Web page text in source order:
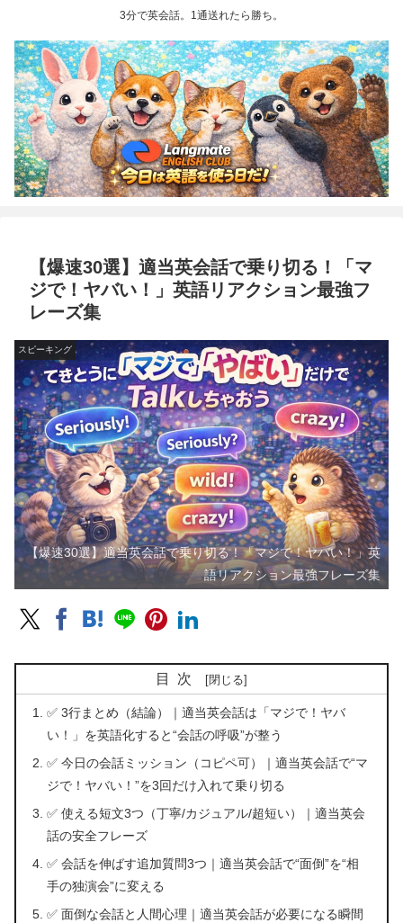
3分で英会話。1通送れたら勝ち。
【爆速30選】適当英会話で乗り切る！「マ
ジで！ヤバい！」英語リアクション最強フ
レーズ集
スピーキング
【爆速30選】適当英会話で乗り切る！「マジで！ヤバい！」英
語リアクション最強フレーズ集
目次
✅ 3行まとめ（結論）｜適当英会話は「マジで！ヤバ
い！」を英語化すると“会話の呼吸”が整う
✅ 今日の会話ミッション（コピペ可）｜適当英会話で“マ
ジで！ヤバい！”を3回だけ入れて乗り切る
✅ 使える短文3つ（丁寧/カジュアル/超短い）｜適当英会
話の安全フレーズ
✅ 会話を伸ばす追加質問3つ｜適当英会話で“面倒”を“相
手の独演会”に変える
✅ 面倒な会話と人間心理｜適当英会話が必要になる瞬間